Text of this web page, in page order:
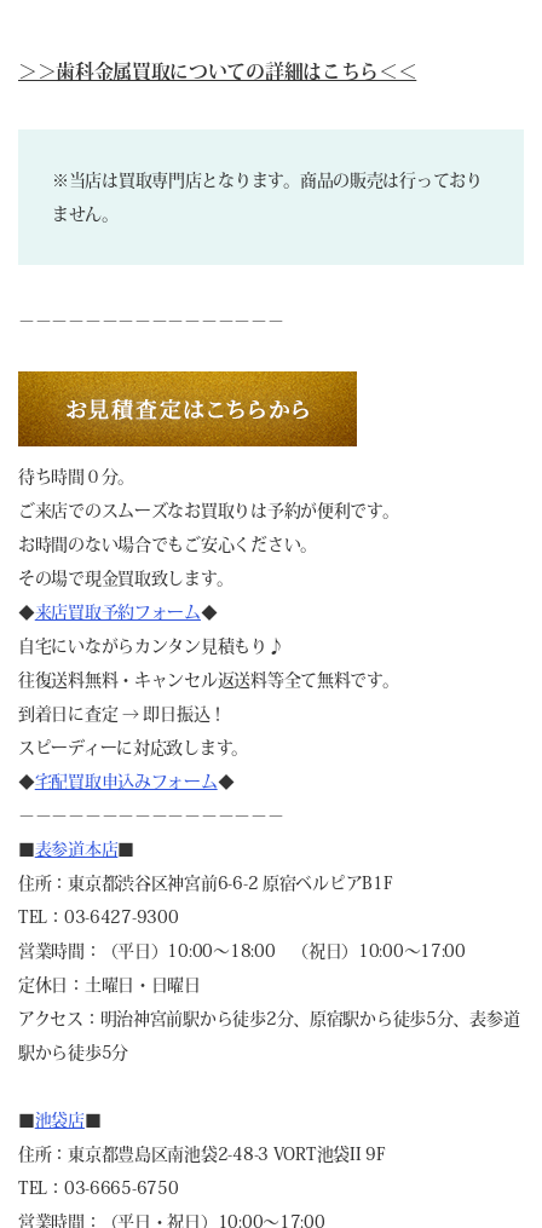
＞＞歯科金属買取についての詳細はこちら＜＜
※当店は買取専門店となります。商品の販売は行っており
ません。
－－－－－－－－－－－－－－－－
待ち時間０分。
ご来店でのスムーズなお買取りは予約が便利です。
お時間のない場合でもご安心ください。
その場で現金買取致します。
◆来店買取予約フォーム◆
自宅にいながらカンタン見積もり♪
往復送料無料・キャンセル返送料等全て無料です。
到着日に査定 → 即日振込！
スピーディーに対応致します。
◆宅配買取申込みフォーム◆
－－－－－－－－－－－－－－－－
■表参道本店■
住所：東京都渋谷区神宮前6-6-2 原宿ベルピアB1F
TEL：03-6427-9300
営業時間：（平日）10:00～18:00 （祝日）10:00～17:00
定休日：土曜日・日曜日
アクセス：明治神宮前駅から徒歩2分、原宿駅から徒歩5分、表参道
駅から徒歩5分
■池袋店■
住所：東京都豊島区南池袋2-48-3 VORT池袋II 9F
TEL：03-6665-6750
営業時間：（平日・祝日）10:00～17:00